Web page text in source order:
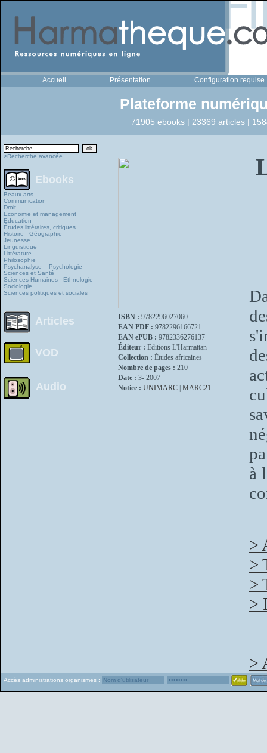
Accueil Présentation Configuration requise
Plateforme
71905 ebooks | 23369 articles |
>Recherche avancée
Ebooks
Beaux-arts
Communication
Droit
Economie et management
Education
Études littéraires, critiques
Histoire - Géographie
Jeunesse
Linguistique
Littérature
Philosophie
Psychanalyse – Psychologie
Sciences et Santé
Sciences Humaines - Ethnologie -
Sociologie
Sciences politiques et sociales
Articles
VOD
Audio
ISBN : 9782296027060
EAN PDF : 9782296166721
EAN ePUB : 9782336276137
Éditeur : Editions L'Harmattan
Collection : Études africaines
Nombre de pages : 210
Date : 3- 2007
Notice : UNIMARC MARC21
à
>
>
>
>
>
Accès administrations organismes :